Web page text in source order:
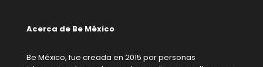
Acerca de Be México
Be México, fue creada en 2015 por personas